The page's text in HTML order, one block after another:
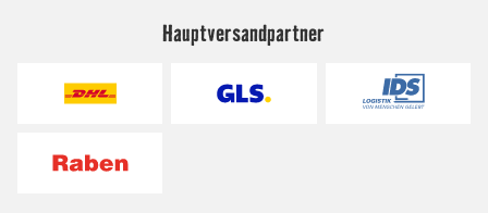
Hauptversandpartner